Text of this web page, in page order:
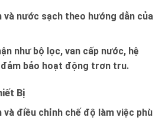
và nước sạch theo hướng dẫn của
như bộ lọc, van cấp nước, hệ
bảo hoạt động trơn tru.
Bị
và điều chỉnh chế độ làm việc phù